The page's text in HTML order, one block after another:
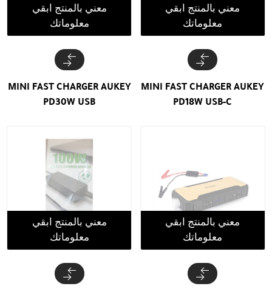
معني بالمنتج ابقي
معلوماتك
MINI FAST CHARGER AUKEY
PD18W USB-C
معني بالمنتج ابقي
معلوماتك
MINI FAST CHARGER AUKEY
PD30W USB
معني بالمنتج ابقي
معلوماتك
معني بالمنتج ابقي
معلوماتك